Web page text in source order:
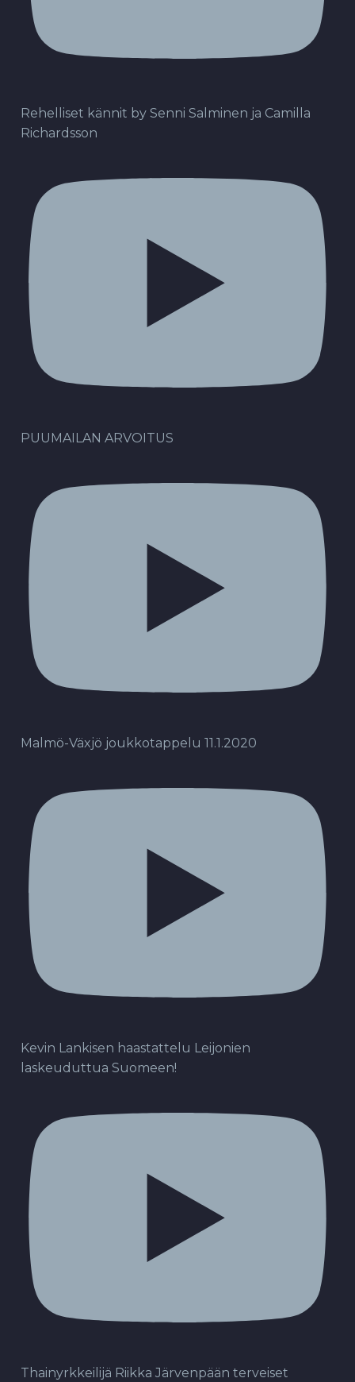
Rehelliset kännit by Senni Salminen ja Camilla
Richardsson
PUUMAILAN ARVOITUS
Malmö-Växjö joukkotappelu 11.1.2020
Kevin Lankisen haastattelu Leijonien
laskeuduttua Suomeen!
Thainyrkkeilijä Riikka Järvenpään terveiset